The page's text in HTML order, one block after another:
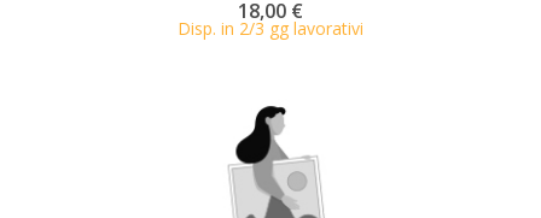
18,00 €
Disp. in 2/3 gg lavorativi